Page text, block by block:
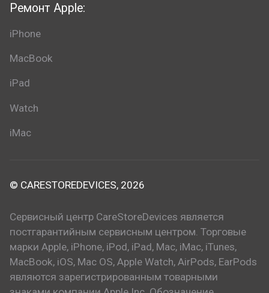
Ремонт Apple:
iPhone
MacBook
iPad
Watch
iMac
© CARESTOREDEVICES, 2026
Сервисный центр CareStoreDevices является
постгарантийным сервисным центром. Торговые
марки Apple, iPhone, iPod, iPad, Mac, iMac, iTunes,
MacBook, iOS, Mac OS, Apple Watch, AirPods, EarPods
являются зарегистрированным товарными